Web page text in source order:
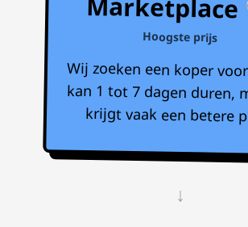
Marketplace
Hoogste prijs
Wij zoeken een koper
kan 1 tot 7 dagen duren,
krijgt vaak een betere
↓